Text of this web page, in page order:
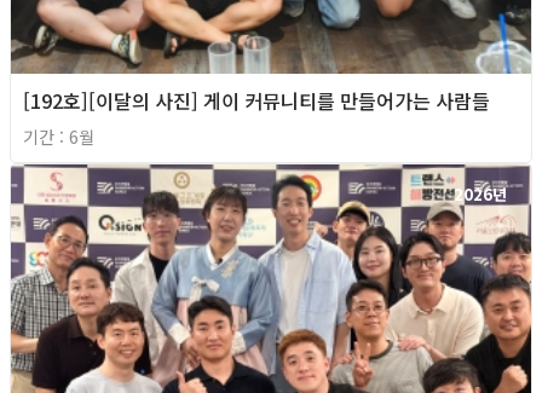
[192호][이달의 사진] 게이 커뮤니티를 만들어가는 사람들
기간 : 6월
2026년